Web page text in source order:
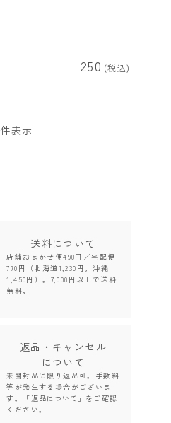
250 税込
件表示
送料について
店舗おまかせ便490円／宅配便
770円（北海道1,230円。沖縄
1,450円）。7,000円以上で送料
無料。
返品・キャンセル
について
未開封品に限り返品可。手数料
等が発生する場合がございま
す。「返品について 」をご確認
ください。